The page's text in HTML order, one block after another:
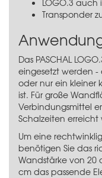
Transponder
Das PASCHAL
eingesetzt werden
oder nur ein kleiner
ist. Für große
Verbindungsmittel
Schalzeiten erreicht
Um eine
benötigen Sie das
Wandstärke von 20
cm das passende